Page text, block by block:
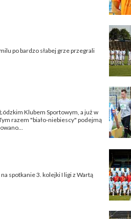
po bardzo słabej grze przegrali
Klubem Sportowym, a już w
razem "biało-niebiescy" podejmą
spotkanie 3. kolejki I ligi z Wartą